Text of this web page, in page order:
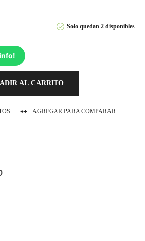
Solo quedan 2 disponibles
AL CARRITO
AGREGAR PARA COMPARAR